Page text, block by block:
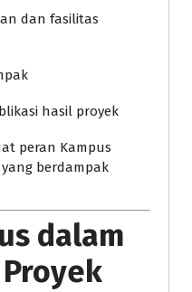
dan fasilitas
hasil proyek
peran Kampus
berdampak
dalam